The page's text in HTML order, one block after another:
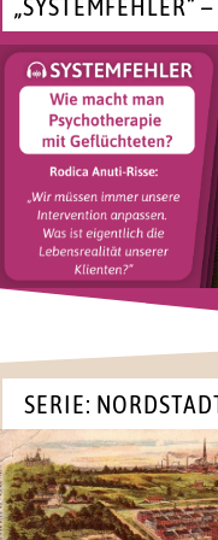
„SYSTEMFEHLER“
SERIE: